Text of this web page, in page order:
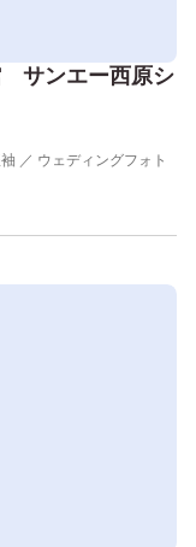
サンエー西原シ
／ ウェディングフォト